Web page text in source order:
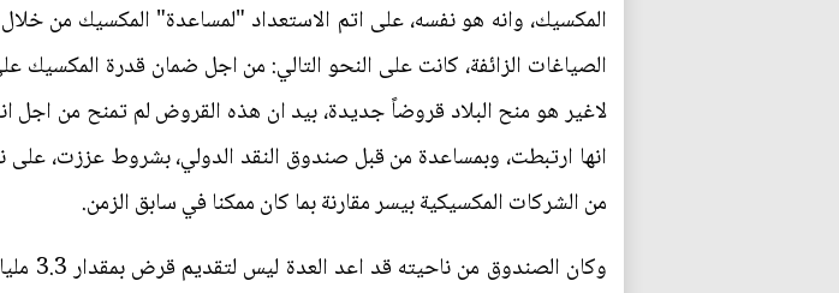
الصياغات الزائفة، كانت على النحو التالي: من اجل ضمان قدرة
لاغير هو منح البلاد قروضاً جديدة، بيد ان هذه القروض لم تمنح من اجل
انها ارتبطت، وبمساعدة من قبل صندوق النقد الدولي، بشروط عززت،
من الشركات المكسيكية بيسر مقارنة بما كان ممكنا في سابق الزمن.
وكان